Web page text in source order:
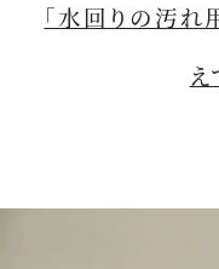
「水回りの汚れ